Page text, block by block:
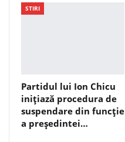
STIRI
Partidul lui Ion Chicu
inițiază procedura de
suspendare din funcție
a președintei…